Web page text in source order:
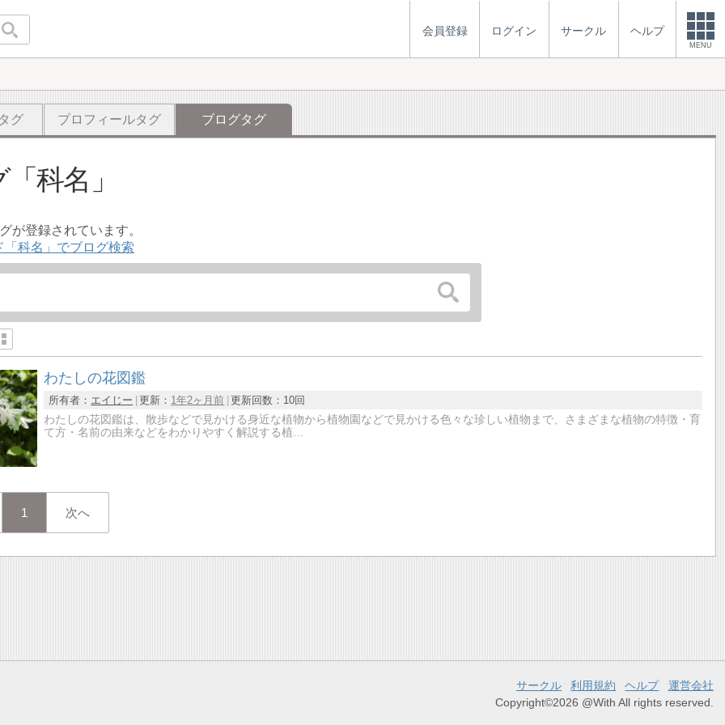
会員登録 ログイン サークル ヘルプ
MENU
グ プロフィールタグ ブログタグ
科名
が登録されています。
「科名」でブログ検索
わたしの花図鑑
所有者： エイじー 更新： 1年2ヶ月前 更新回数： 10回
わたしの花図鑑は、散歩などで見かける身近な植物から植物園などで見かける色々な珍しい植物まで、さまざまな植物の特徴・育
て方・名前の由来などをわかりやすく解説する植…
1 次へ
サークル 利用規約 ヘルプ
運営会社
Copyright©2026 @With All rights reserved.